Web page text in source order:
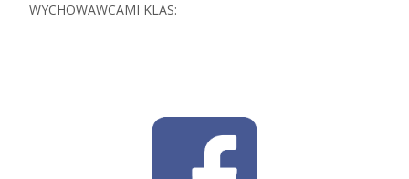
WYCHOWAWCAMI KLAS: